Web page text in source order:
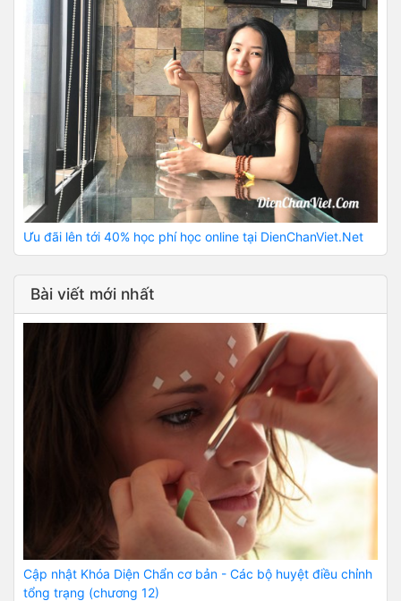
Ưu đãi lên tới 40% học phí học online tại DienChanViet.Net
Bài viết mới nhất
Cập nhật Khóa Diện Chẩn cơ bản - Các bộ huyệt điều chỉnh
tổng trạng (chương 12)